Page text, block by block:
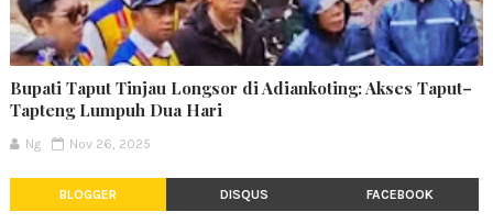
Bupati Taput Tinjau Longsor di Adiankoting: Akses Taput–
Tapteng Lumpuh Dua Hari
Ng Nov 26, 2025
BLOGGER DISQUS FACEBOOK